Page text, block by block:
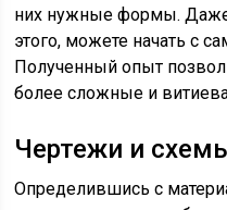
них нужные формы.
этого, можете начать с
Полученный опыт
более сложные и
Чертежи и
Определившись с